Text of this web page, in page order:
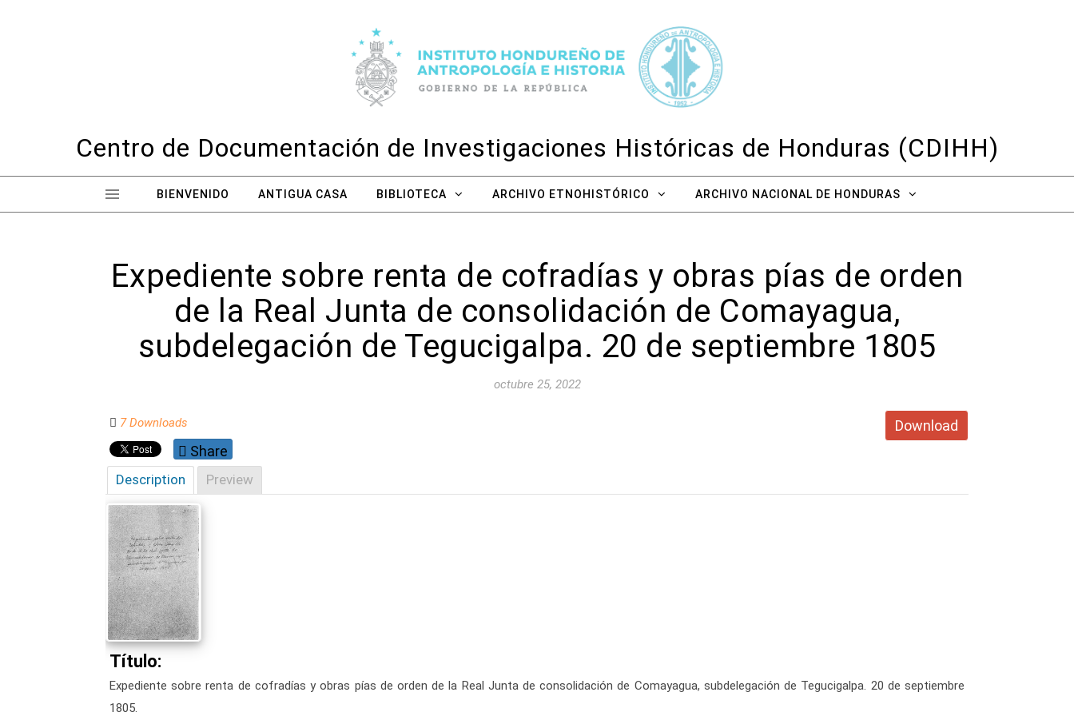
Centro de Documentación de Investigaciones Históricas de Honduras (CDIHH)
BIENVENIDO ANTIGUA CASA BIBLIOTECA ARCHIVO ETNOHISTÓRICO ARCHIVO NACIONAL DE HONDURAS
Expediente sobre renta de cofradías y obras pías de orden
de la Real Junta de consolidación de Comayagua,
subdelegación de Tegucigalpa. 20 de septiembre 1805
octubre 25, 2022
Download
7 Downloads
Share
Description Preview
Título:
Expediente sobre renta de cofradías y obras pías de orden de la Real Junta de consolidación de Comayagua, subdelegación de Tegucigalpa. 20 de septiembre
1805.